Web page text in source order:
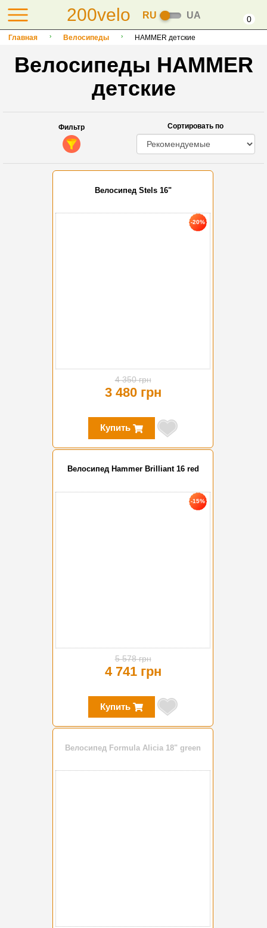
200velo RU UA 0
Главная Велосипеды HAMMER детские
Велосипеды HAMMER
детские
Фильтр Сортировать по
Велосипед Stels 16"
-20%
4 350 грн
3 480 грн
Купить
Велосипед Hammer Brilliant 16 red
-15%
5 578 грн
4 741 грн
Купить
Велосипед Formula Alicia 18" green